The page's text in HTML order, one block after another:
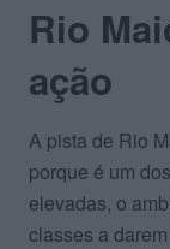
Rio
ação
A pista de Rio
porque é um
elevadas, o
classes a